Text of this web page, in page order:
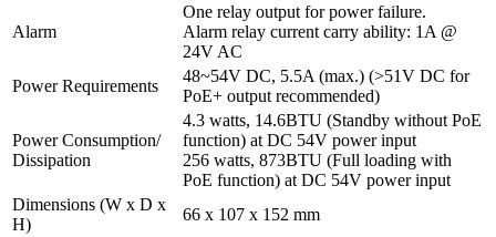
Alarm
One relay output for power failure.
Alarm relay current carry ability: 1A @
24V AC
Power Requirements
48~54V DC, 5.5A (max.) (>51V DC for
PoE+ output recommended)
Power Consumption/
Dissipation
4.3 watts, 14.6BTU (Standby without PoE
function) at DC 54V power input
256 watts, 873BTU (Full loading with
PoE function) at DC 54V power input
Dimensions (W x D x
H)
66 x 107 x 152 mm